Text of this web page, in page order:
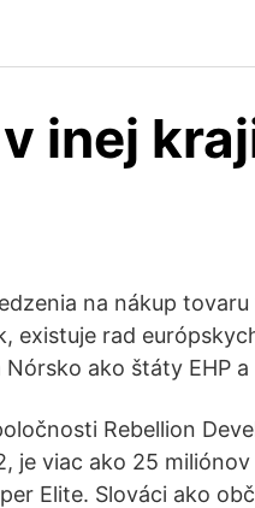
inej
na nákup
existuje rad
ako štáty EHP a
Rebellion
je viac ako 25
Elite. Slováci ako